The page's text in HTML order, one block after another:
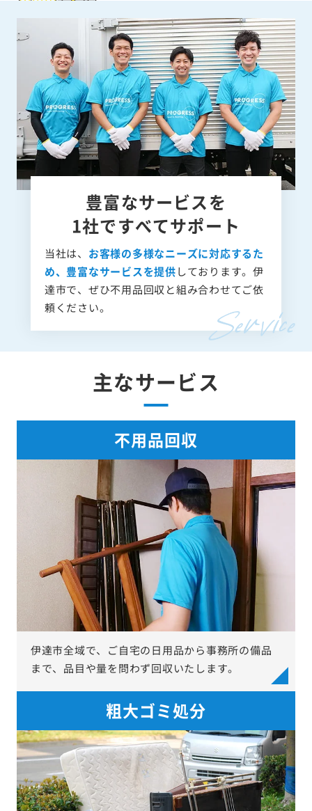
豊富なサービスを
1社ですべてサポート
当社は、 お客様の多様なニーズに対応するた
め、豊富なサービスを提供しております。伊
達市で、ぜひ不用品回収と組み合わせてご依
頼ください。
主なサービス
不用品回収
伊達市全域で、ご自宅の日用品から事務所の備品
まで、品目や量を問わず回収いたします。
粗大ゴミ処分